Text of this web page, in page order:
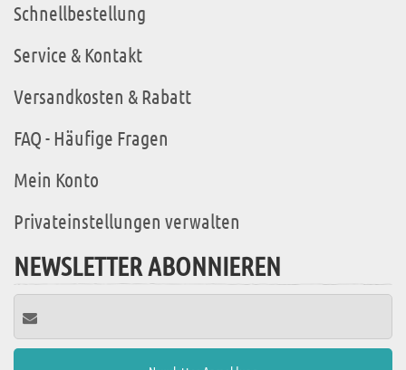
Schnellbestellung
Service & Kontakt
Versandkosten & Rabatt
FAQ - Häufige Fragen
Mein Konto
Privateinstellungen verwalten
NEWSLETTER ABONNIEREN